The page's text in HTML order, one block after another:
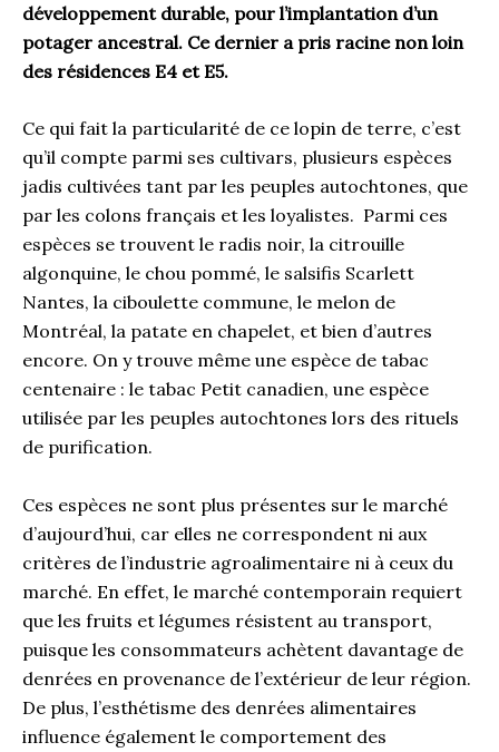
développement durable, pour l’implantation d’un
potager ancestral. Ce dernier a pris racine non loin
des résidences E4 et E5.
Ce qui fait la particularité de ce lopin de terre, c’est
qu’il compte parmi ses cultivars, plusieurs espèces
jadis cultivées tant par les peuples autochtones, que
par les colons français et les loyalistes. Parmi ces
espèces se trouvent le radis noir, la citrouille
algonquine, le chou pommé, le salsifis Scarlett
Nantes, la ciboulette commune, le melon de
Montréal, la patate en chapelet, et bien d’autres
encore. On y trouve même une espèce de tabac
centenaire : le tabac Petit canadien, une espèce
utilisée par les peuples autochtones lors des rituels
de purification.
Ces espèces ne sont plus présentes sur le marché
d’aujourd’hui, car elles ne correspondent ni aux
critères de l’industrie agroalimentaire ni à ceux du
marché. En effet, le marché contemporain requiert
que les fruits et légumes résistent au transport,
puisque les consommateurs achètent davantage de
denrées en provenance de l’extérieur de leur région.
De plus, l’esthétisme des denrées alimentaires
influence également le comportement des